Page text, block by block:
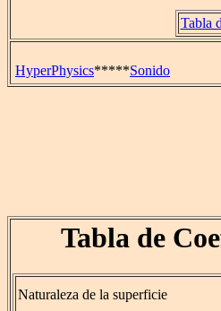
Tabla
HyperPhysics*****Sonido
Tabla de
Naturaleza de la superficie